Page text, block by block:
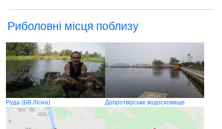
Риболовні місця поблизу
Руда (БВ Лісна) Добротвірське водосховище